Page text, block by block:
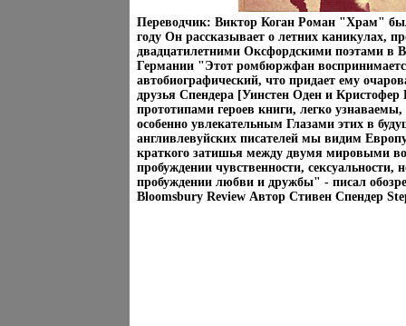
Переводчик: Виктор Коган Роман "Храм"
году Он рассказывает о летних каникулах,
двадцатилетними Оксфордскими поэтами в
Германии "Этот ромбюржфан
автобиографический, что придает ему
друзья Спендера [Уинстен Оден и
прототипами героев книги, легко узнаваемы,
особенно увлекательным Глазами этих в
англивлевуйских писателей мы видим
краткого затишья между двумя мировыми
пробуждении чувственности, сексуальности,
пробуждении любви и дружбы" - писал
Bloomsbury Review Автор Стивен Спендер